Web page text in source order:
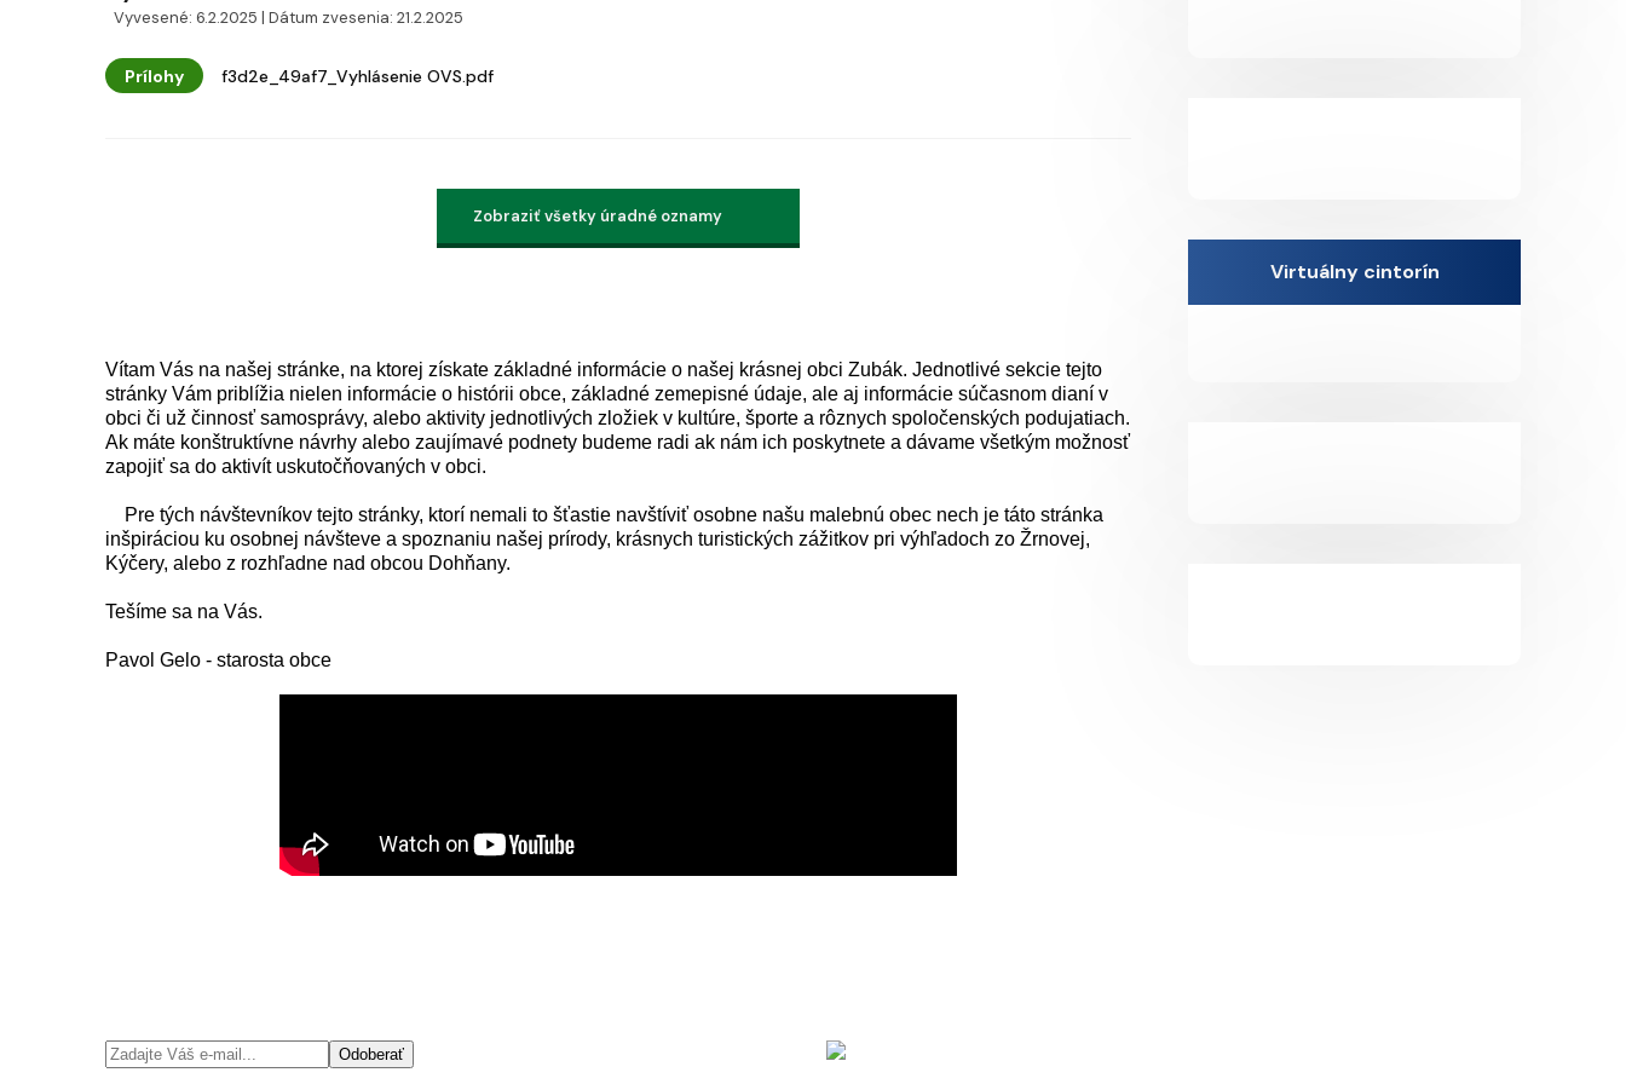
Vyvesené: 6.2.2025 | Dátum zvesenia: 21.2.2025
Prílohy f3d2e_49af7_Vyhlásenie OVS.pdf
Zobraziť všetky úradné oznamy
Vítam Vás na našej stránke, na ktorej získate základné informácie o našej krásnej obci Zubák. Jednotlivé sekcie tejto
stránky Vám priblížia nielen informácie o histórii obce, základné zemepisné údaje, ale aj informácie súčasnom dianí v
obci či už činnosť samosprávy, alebo aktivity jednotlivých zložiek v kultúre, športe a rôznych spoločenských podujatiach.
Ak máte konštruktívne návrhy alebo zaujímavé podnety budeme radi ak nám ich poskytnete a dávame všetkým možnosť
zapojiť sa do aktivít uskutočňovaných v obci.
Pre tých návštevníkov tejto stránky, ktorí nemali to šťastie navštíviť osobne našu malebnú obec nech je táto stránka
inšpiráciou ku osobnej návšteve a spoznaniu našej prírody, krásnych turistických zážitkov pri výhľadoch zo Žrnovej,
Kýčery, alebo z rozhľadne nad obcou Dohňany.
Tešíme sa na Vás.
Pavol Gelo - starosta obce
Virtuálny cintorín
Odoberať